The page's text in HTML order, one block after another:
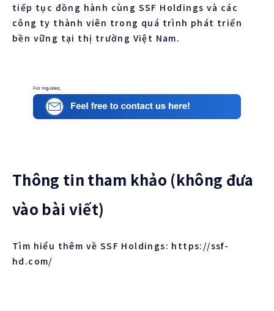
tiếp tục đồng hành cùng SSF Holdings và các
công ty thành viên trong quá trình phát triển
bền vững tại thị trường Việt Nam.
Thông tin tham khảo (không đưa
vào bài viết)
Tìm hiểu thêm về SSF Holdings: https://ssf-
hd.com/